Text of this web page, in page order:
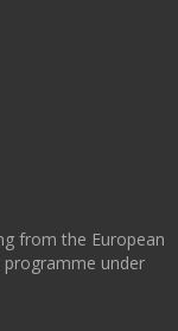
from the European
programme under